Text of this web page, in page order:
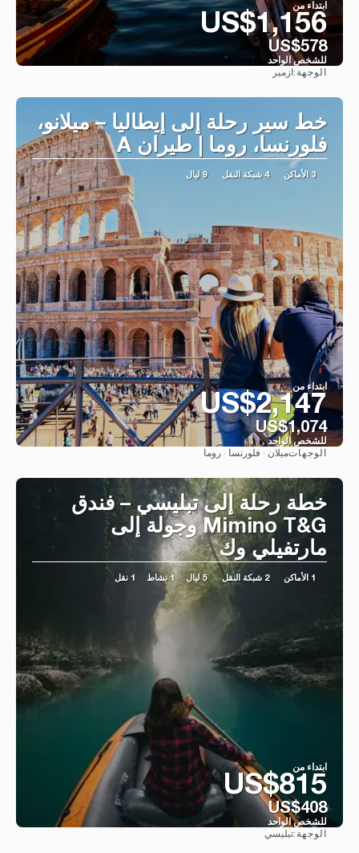
ابتداء من
US$1,156
US$578
للشخص الواحد
الوجهة: ازمير
خط سير رحلة إلى إيطاليا – ميلانو،
فلورنسا، روما | طيران A
3 الأماكن 4 شبكة النقل 9 ليال
ابتداء من
US$2,147
US$1,074
للشخص الواحد
الوجهاتميلان · فلورنسا · روما
خطة رحلة إلى تبليسي – فندق
Mimino T&G وجولة إلى
مارتفيلي وك
1 الأماكن 2 شبكة النقل 5 ليال 1 نشاط 1 نقل
ابتداء من
US$815
US$408
للشخص الواحد
الوجهة:تبليسي